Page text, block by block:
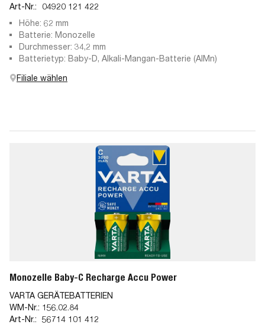
Art-Nr.:
04920 121 422
Höhe: 62 mm
Batterie: Monozelle
Durchmesser: 34,2 mm
Batterietyp: Baby-D, Alkali-Mangan-Batterie (AlMn)
Filiale wählen
Monozelle Baby-C Recharge Accu Power
VARTA GERÄTEBATTERIEN
WM-Nr.: 156.02.84
Art-Nr.: 56714 101 412